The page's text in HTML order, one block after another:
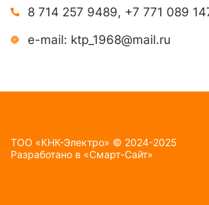
8 714 257 9489, +7 771 089
e-mail: ktp_1968@mail.ru
TOO «КНК-Электро» © 2024-2025
Разработано в «Смарт-Сайт»